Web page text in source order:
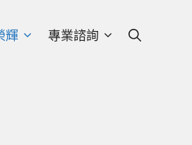
輝 專業諮詢